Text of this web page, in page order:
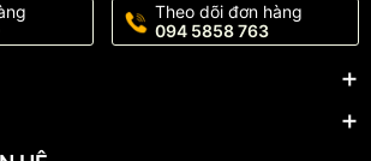
Theo dõi đơn hàng
094 5858 763